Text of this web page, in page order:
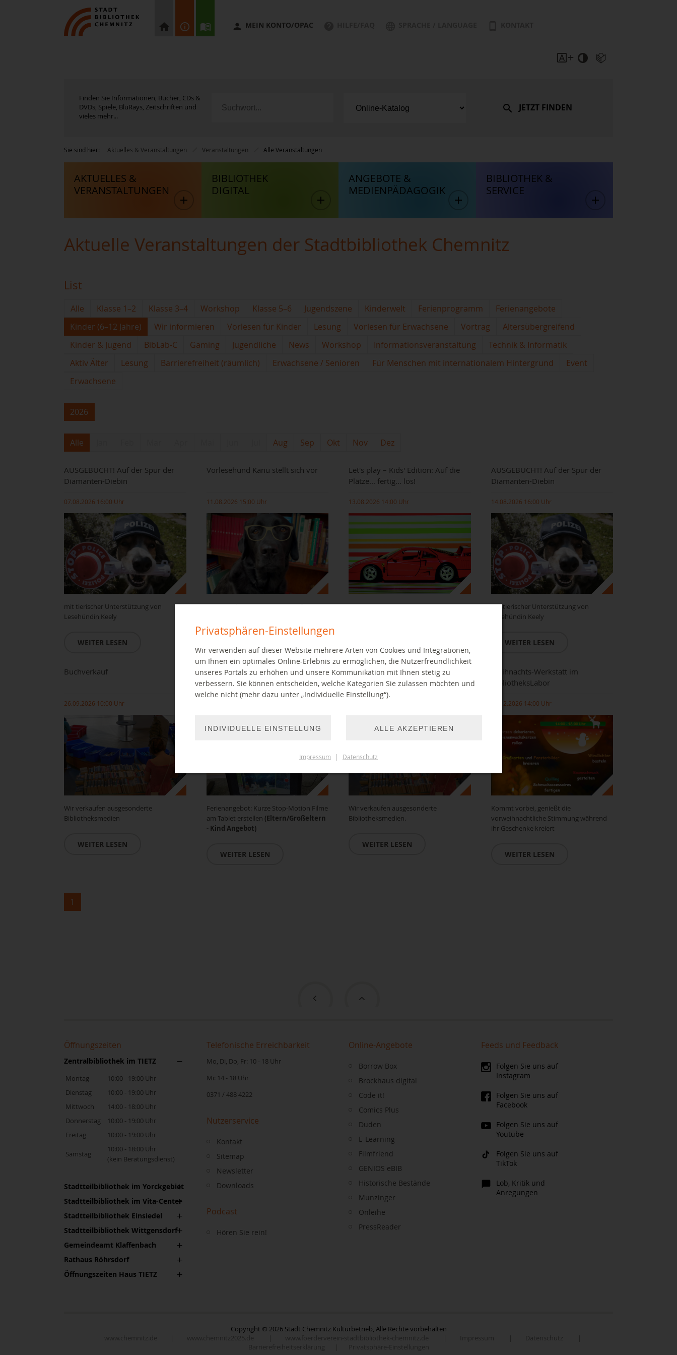
MEIN KONTO/OPAC
Finden Sie Informationen, Bücher, CDs &
DVDs, Spiele, BluRays, Zeitschriften und
vieles mehr...
JETZT FINDEN
Sie sind hier: Aktuelles & Veranstaltungen Veranstaltungen Alle Veranstaltungen
AKTUELLES &
VERANSTALTUNGEN
BIBLIOTHEK
DIGITAL
ANGEBOTE &
MEDIENPÄDAGOGIK
BIBLIOTHEK &
SERVICE
Aktuelle Veranstaltungen der Stadtbibliothek Chemnitz
List
Alle Klasse 1–2 Klasse 3–4 Workshop Klasse 5–6 Jugendszene Kinderwelt Ferienprogramm
Ferienangebote
Kinder (6–12 Jahre)
Wir informieren Vorlesen für Kinder Lesung Vorlesen für Erwachsene Vortrag
Altersübergreifend
Kinder & Jugend
BibLab-C Gaming Jugendliche News Workshop Informationsveranstaltung
Technik & Informatik
Aktiv Älter
Lesung Barrierefreiheit (räumlich) Erwachsene / Senioren Für Menschen mit internationalem Hintergrund
Event
Erwachsene
2026
Alle Aug Sep Okt Nov Dez
AUSGEBUCHT! Auf der Spur der
Diamanten-Diebin
07.08.2026 16:00 Uhr
mit tierischer Unterstützung von
Lesehündin Keely
WEITER LESEN
Vorlesehund Kanu stellt sich vor
11.08.2026 15:00 Uhr
Mit tierischer Unterstützung auf zu
Let's play – Kids' Edition: Auf die
Plätze... fertig... los!
13.08.2026 14:00 Uhr
mit Mario Kart Home Circuit
AUSGEBUCHT! Auf der Spur der
Diamanten-Diebin
14.08.2026 16:00 Uhr
mit tierischer Unterstützung von
Lesehündin Keely
WEITER LESEN
Buchverkauf
26.09.2026 10:00 Uhr
Wir verkaufen ausgesonderte
Bibliotheksmedien
WEITER LESEN
Stop Motion - Mein erster eigener
Film
Ferienangebot: Kurze Stop-Motion Filme
am Tablet erstellen (Eltern/Großeltern
- Kind Angebot)
WEITER LESEN
Buchverkauf
Wir verkaufen ausgesonderte
Bibliotheksmedien.
WEITER LESEN
Weihnachts-Werkstatt im
BibliotheksLabor
12.12.2026 14:00 Uhr
Kommt vorbei, genießt die
vorweihnachtliche Stimmung während
ihr Geschenke kreiert
WEITER LESEN
1
Öffnungszeiten
Zentralbibliothek im TIETZ
Montag
10:00 - 19:00 Uhr
Dienstag
10:00 - 19:00 Uhr
Mittwoch
14:00 - 18:00 Uhr
Donnerstag
10:00 - 19:00 Uhr
Freitag
10:00 - 19:00 Uhr
Samstag
10:00 - 18:00 Uhr
(kein Beratungsdienst)
Stadtteilbibliothek im Yorckgebiet
Stadtteilbibliothek im Vita-Center
Stadtteilbibliothek Einsiedel
Stadtteilbibliothek Wittgensdorf
Gemeindeamt Klaffenbach
Rathaus Röhrsdorf
Öffnungszeiten Haus TIETZ
Telefonische Erreichbarkeit
Mo, Di, Do, Fr: 10 - 18 Uhr
Mi: 14 - 18 Uhr
0371 / 488 4222
Nutzerservice
Kontakt
Sitemap
Newsletter
Downloads
Podcast
Hören Sie rein!
Online-Angebote
Borrow Box
Brockhaus digital
Code it!
Comics Plus
Duden
E-Learning
Filmfriend
GENIOS eBIB
Historische Bestände
Munzinger
Onleihe
PressReader
Feeds und Feedback
Folgen Sie uns auf
Instagram
Folgen Sie uns auf
Facebook
Folgen Sie uns auf
Youtube
Folgen Sie uns auf
TikTok
Lob, Kritik und
Anregungen
Copyright © 2026 Stadt Chemnitz Kulturbetrieb, Alle Rechte vorbehalten
Privatsphären-Einstellungen
Wir verwenden auf dieser Website mehrere Arten von Cookies und Integrationen,
um Ihnen ein optimales Online-Erlebnis zu ermöglichen, die Nutzerfreundlichkeit
unseres Portals zu erhöhen und unsere Kommunikation mit Ihnen stetig zu
verbessern. Sie können entscheiden, welche Kategorien Sie zulassen möchten und
welche nicht (mehr dazu unter „Individuelle Einstellung“).
INDIVIDUELLE EINSTELLUNG ALLE AKZEPTIEREN
Impressum | Datenschutz